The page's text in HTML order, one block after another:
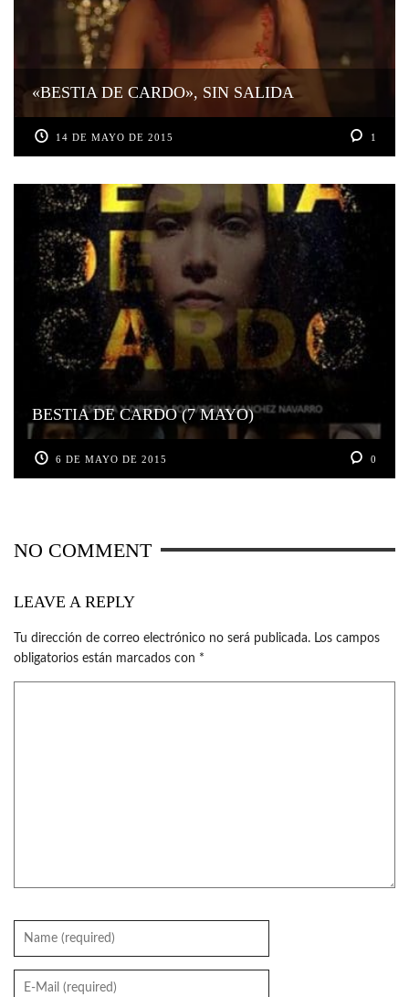
«BESTIA DE CARDO», SIN SALIDA
14 DE MAYO DE 2015 1
BESTIA DE CARDO (7 MAYO)
6 DE MAYO DE 2015 0
NO COMMENT
LEAVE A REPLY
Tu dirección de correo electrónico no será publicada. Los campos
obligatorios están marcados con *